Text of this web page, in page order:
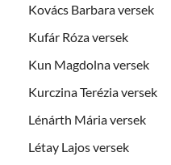
Kovács Barbara versek
Kufár Róza versek
Kun Magdolna versek
Kurczina Terézia versek
Lénárth Mária versek
Létay Lajos versek